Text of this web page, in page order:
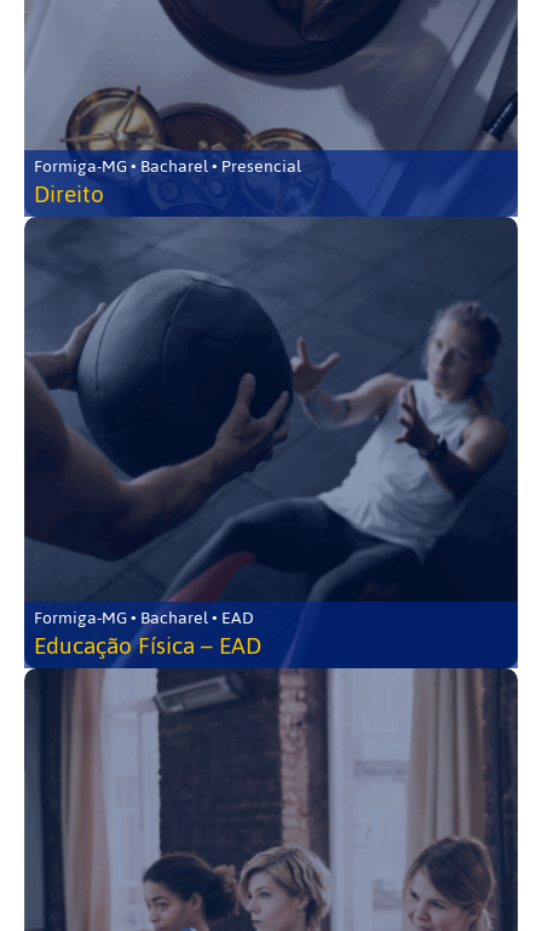
Formiga-MG • Bacharel • Presencial
Direito
Formiga-MG • Bacharel • EAD
Educação Física – EAD